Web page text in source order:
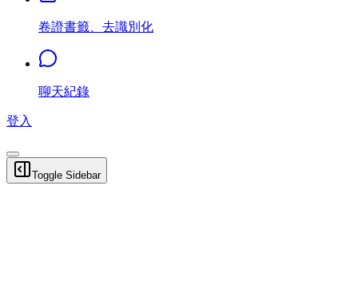
卷證書籤、去識別化
聊天紀錄
登入
Toggle Sidebar